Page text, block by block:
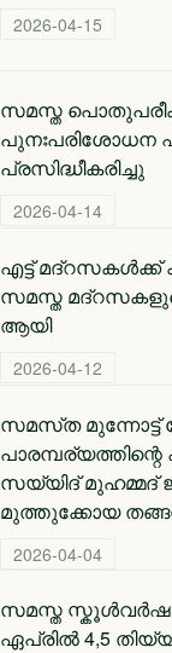
2026-04-15
സമസ്ത
പുനഃപരിശോധന
പ്രസിദ്ധീകരിച്ചു
2026-04-14
എട്ട് മദ്റസകള്‍ക്ക്
സമസ്ത
ആയി
2026-04-12
സമസ്‌ത
സയ്യിദ് മുഹമ്മദ്
മുത്തുക്കോയ
2026-04-04
സമസ്ത സ്കൂള്‍വര്‍ഷ
ഏപ്രില്‍ 4,5